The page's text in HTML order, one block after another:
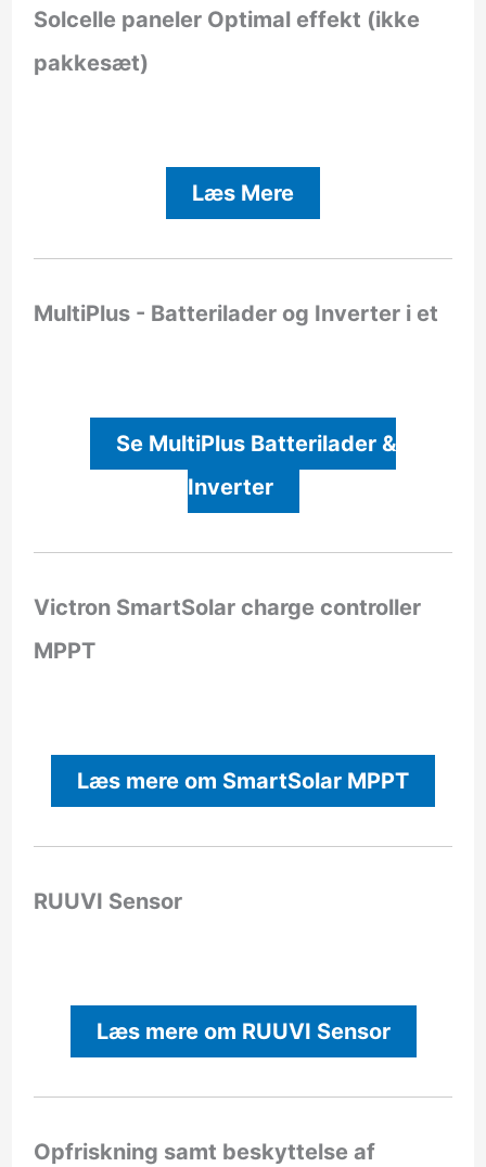
Solcelle paneler Optimal effekt (ikke
pakkesæt)
Læs Mere
MultiPlus - Batterilader og Inverter i et
Se MultiPlus Batterilader &
Inverter
Victron SmartSolar charge controller
MPPT
Læs mere om SmartSolar MPPT
RUUVI Sensor
Læs mere om RUUVI Sensor
Opfriskning samt beskyttelse af